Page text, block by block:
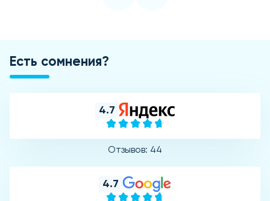
Есть сомнения?
4.7
Отзывов: 44
4.7